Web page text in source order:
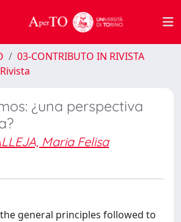
03-CONTRIBUTO IN RIVISTA
¿una perspectiva
Maria Felisa
general principles followed to